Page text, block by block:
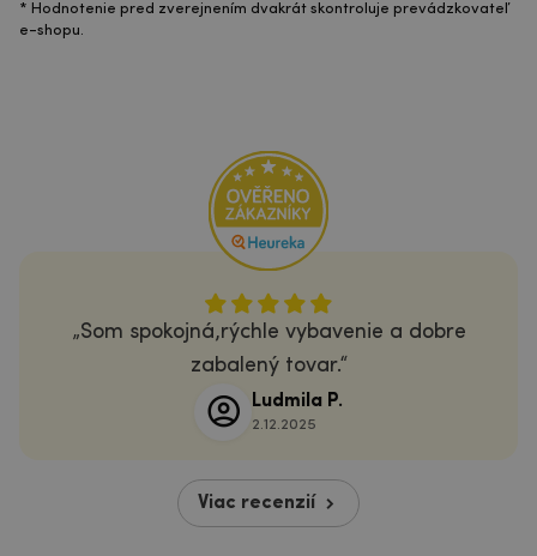
* Hodnotenie pred zverejnením dvakrát skontroluje prevádzkovateľ
e-shopu.
Som spokojná,rýchle vybavenie a dobre
zabalený tovar.
Ludmila P.
2.12.2025
Viac recenzií